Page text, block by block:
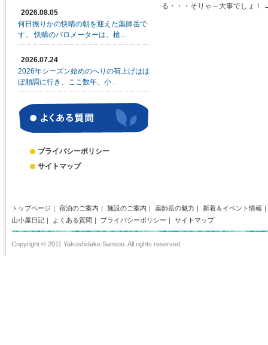
る・・・そりゃ～大事でしょ！
2026.08.05
何日振りかの快晴の朝を迎えた薬師岳で
す。 快晴のバロメーターは、槍...
2026.07.24
2026年シーズン始めのへりの荷上げはほ
ぼ順調に行き、ここ数年、小...
プライバシーポリシー
サイトマップ
トップページ ｜ 宿泊のご案内 ｜ 施設のご案内 ｜ 薬師岳の魅力 ｜ 新着＆イベント情報 ｜
山小屋日記 ｜ よくある質問 ｜ プライバシーポリシー ｜ サイトマップ
Copyright © 2011 Yakushidake Sansou. All rights reserved.